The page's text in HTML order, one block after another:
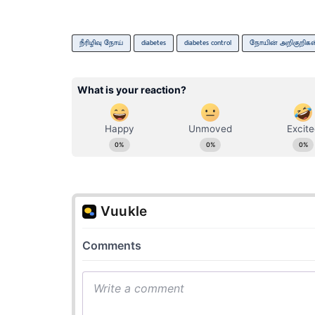
நீரிழிவு நோய் diabetes diabetes control நோயின்